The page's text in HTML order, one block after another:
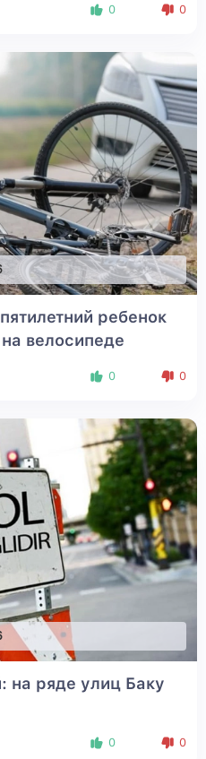
0 0
ребенок
велосипеде
0 0
на ряде улиц Баку
0 0